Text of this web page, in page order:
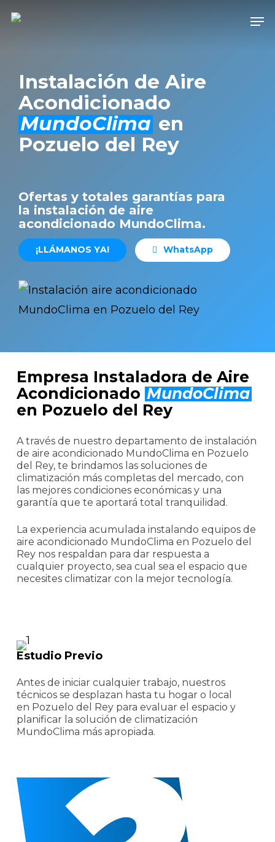
Skip
Instalación de Aire
Acondicionado
MundoClima en
Pozuelo del Rey
Ofertas y totales garantías para
la instalación de aire
acondicionado MundoClima.
¡LLÁMANOS YA! WhatsApp
Empresa Instaladora de Aire
Acondicionado MundoClima
en Pozuelo del Rey
A través de nuestro departamento de instalación
de aire acondicionado MundoClima en Pozuelo
del Rey, te brindamos las soluciones de
climatización más completas del mercado, con
las mejores condiciones económicas y una
garantía que te aportará total tranquilidad.
La experiencia acumulada instalando equipos de
aire acondicionado MundoClima en Pozuelo del
Rey nos respaldan para dar respuesta a
cualquier proyecto, sea cual sea el espacio que
necesites climatizar con la mejor tecnología.
Estudio Previo
Antes de iniciar cualquier trabajo, nuestros
técnicos se desplazan hasta tu hogar o local
en Pozuelo del Rey para evaluar el espacio y
planificar la solución de climatización
MundoClima más apropiada.